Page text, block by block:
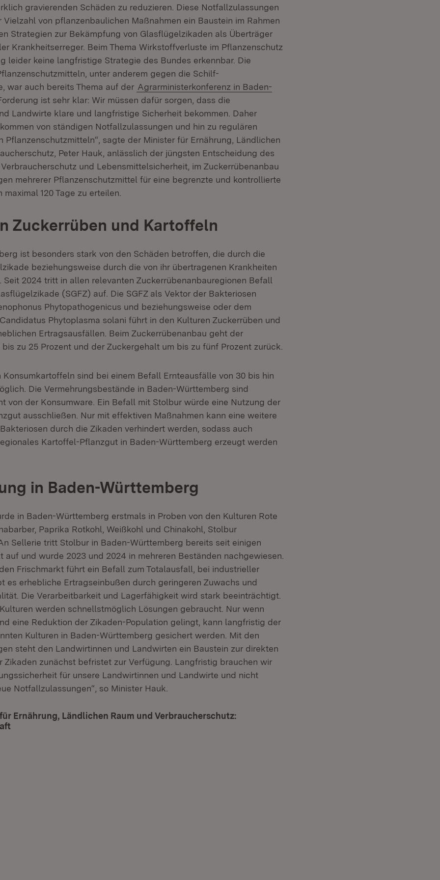
gravierenden Schäden zu reduzieren. Diese Notfallzulassungen
Vielzahl von pflanzenbaulichen Maßnahmen ein Baustein im Rahmen
Strategien zur Bekämpfung von Glasflügelzikaden als Überträger
Krankheitserreger. Beim Thema Wirkstoffverluste im Pflanzenschutz
leider keine langfristige Strategie des Bundes erkennbar. Die
unter anderem gegen die Schilf-
war auch bereits Thema auf der Agrarministerkonferenz in Baden-
ist sehr klar: Wir müssen dafür sorgen, dass die
Landwirte klare und langfristige Sicherheit bekommen. Daher
von ständigen Notfallzulassungen und hin zu regulären
Pflanzenschutzmitteln“, sagte der Minister für Ernährung, Ländlichen
Peter Hauk, anlässlich der jüngsten Entscheidung des
und Lebensmittelsicherheit, im Zuckerrübenanbau
mehrerer Pflanzenschutzmittel für eine begrenzte und kontrollierte
120 Tage zu erteilen.
Zuckerrüben und Kartoffeln
ist besonders stark von den Schäden betroffen, die durch die
beziehungsweise durch die von ihr übertragenen Krankheiten
Seit 2024 tritt in allen relevanten Zuckerrübenanbauregionen Befall
(SGFZ) auf. Die SGFZ als Vektor der Bakteriosen
Phytopathogenicus und beziehungsweise oder dem
Phytoplasma solani führt in den Kulturen Zuckerrüben und
Ertragsausfällen. Beim Zuckerrübenanbau geht der
zu 25 Prozent und der Zuckergehalt um bis zu fünf Prozent zurück.
Konsumkartoffeln sind bei einem Befall Ernteausfälle von 30 bis hin
Die Vermehrungsbestände in Baden-Württemberg sind
von der Konsumware. Ein Befall mit Stolbur würde eine Nutzung der
ausschließen. Nur mit effektiven Maßnahmen kann eine weitere
durch die Zikaden verhindert werden, sodass auch
Kartoffel-Pflanzgut in Baden-Württemberg erzeugt werden
in Baden-Württemberg
in Baden-Württemberg erstmals in Proben von den Kulturen Rote
Paprika Rotkohl, Weißkohl und Chinakohl, Stolbur
Sellerie tritt Stolbur in Baden-Württemberg bereits seit einigen
auf und wurde 2023 und 2024 in mehreren Beständen nachgewiesen.
Frischmarkt führt ein Befall zum Totalausfall, bei industrieller
es erhebliche Ertragseinbußen durch geringeren Zuwachs und
Die Verarbeitbarkeit und Lagerfähigkeit wird stark beeinträchtigt.
werden schnellstmöglich Lösungen gebraucht. Nur wenn
eine Reduktion der Zikaden-Population gelingt, kann langfristig der
Kulturen in Baden-Württemberg gesichert werden. Mit den
steht den Landwirtinnen und Landwirten ein Baustein zur direkten
Zikaden zunächst befristet zur Verfügung. Langfristig brauchen wir
für unsere Landwirtinnen und Landwirte und nicht
Notfallzulassungen“, so Minister Hauk.
Ernährung, Ländlichen Raum und Verbraucherschutz: